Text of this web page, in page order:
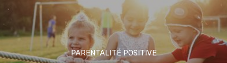
PARENTALITÉ POSITIVE